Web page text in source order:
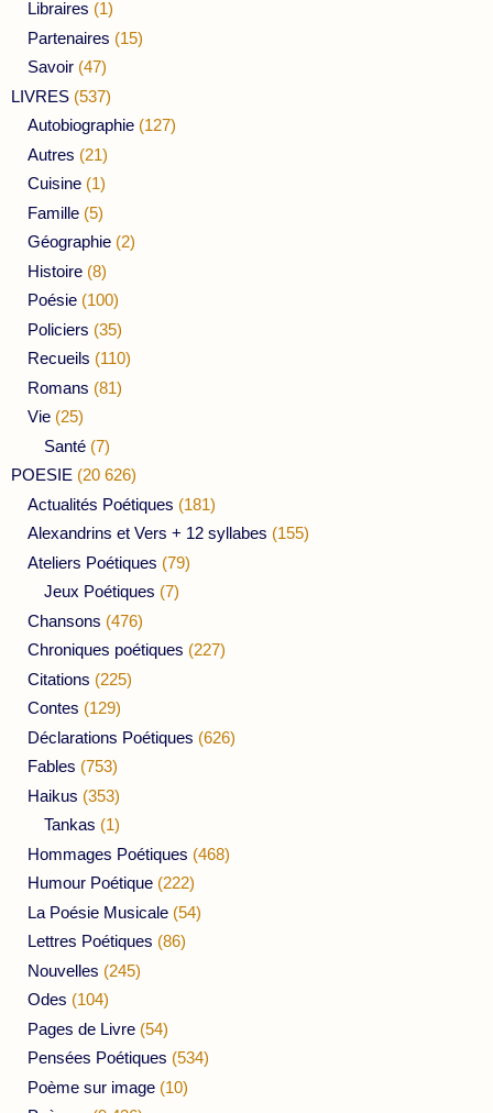
Libraires (1)
Partenaires (15)
Savoir (47)
LIVRES (537)
Autobiographie (127)
Autres (21)
Cuisine (1)
Famille (5)
Géographie (2)
Histoire (8)
Poésie (100)
Policiers (35)
Recueils (110)
Romans (81)
Vie (25)
Santé (7)
POESIE (20 626)
Actualités Poétiques (181)
Alexandrins et Vers + 12 syllabes (155)
Ateliers Poétiques (79)
Jeux Poétiques (7)
Chansons (476)
Chroniques poétiques (227)
Citations (225)
Contes (129)
Déclarations Poétiques (626)
Fables (753)
Haikus (353)
Tankas (1)
Hommages Poétiques (468)
Humour Poétique (222)
La Poésie Musicale (54)
Lettres Poétiques (86)
Nouvelles (245)
Odes (104)
Pages de Livre (54)
Pensées Poétiques (534)
Poème sur image (10)